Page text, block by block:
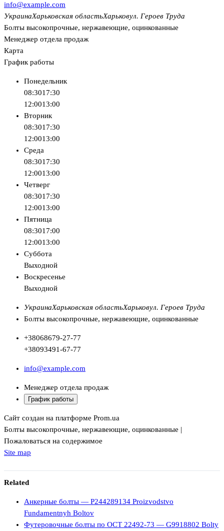
info@example.com
УкраинаХарьковская областьХарьковул. Героев Труда
Болты высокопрочные, нержавеющие, оцинкованные
Менеджер отдела продаж
Карта
График работы
Понедельник
08:3017:30
12:0013:00
Вторник
08:3017:30
12:0013:00
Среда
08:3017:30
12:0013:00
Четверг
08:3017:30
12:0013:00
Пятница
08:3017:00
12:0013:00
Суббота
Выходной
Воскресенье
Выходной
УкраинаХарьковская областьХарьковул. Героев Труда
Болты высокопрочные, нержавеющие, оцинкованные
+38068679-27-77
+38093491-67-77
info@example.com
Менеджер отдела продаж
График работы
Сайт создан на платформе Prom.ua
Болты высокопрочные, нержавеющие, оцинкованные |
Пожаловаться на содержимое
Site map
Related
Анкерные болты — P244289134 Proizvodstvo
Fundamentnyh Boltov
Футеровочные болты по ОСТ 22492-73 — G9918802 Bolty